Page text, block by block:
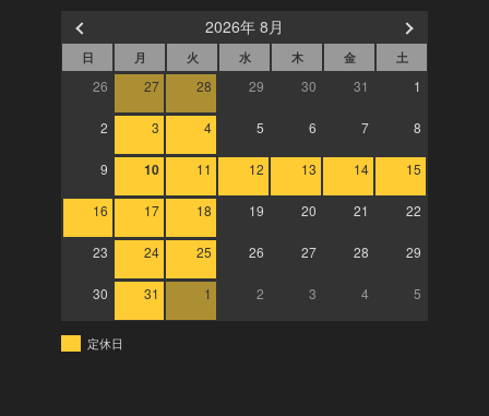
2026年 8月
日 月 火 水 木 金 土
26 27 28 29 30 31 1
2 3 4 5 6 7 8
9 10 11 12 13 14 15
16 17 18 19 20 21 22
23 24 25 26 27 28 29
30 31 1 2 3 4 5
定休日